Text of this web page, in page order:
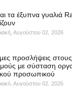
τα έξυπνα
Αυγούστου 02, 2026
προσλήψεις
με σύσταση
προσωπικού
Αυγούστου 02, 2026